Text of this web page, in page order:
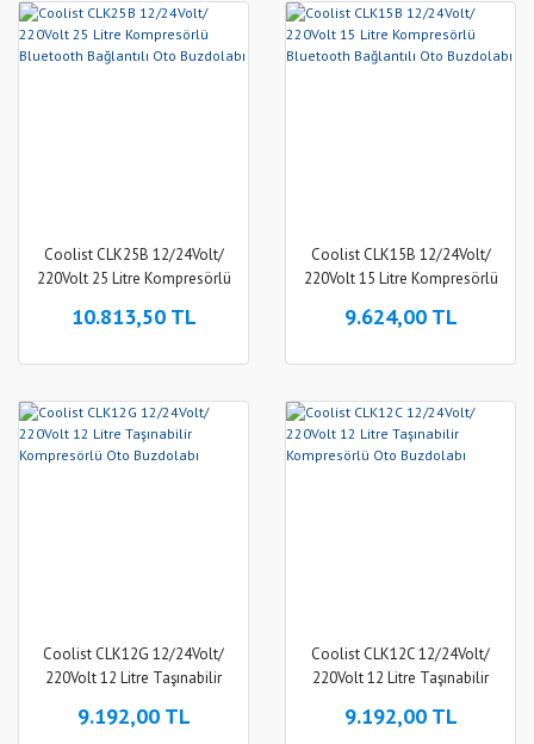
Coolist CLK25B 12/24Volt/
220Volt 25 Litre Kompresörlü
Buzdolabı
10.813,50 TL
Coolist CLK15B 12/24Volt/
220Volt 15 Litre Kompresörlü
Buzdolabı
9.624,00 TL
Coolist CLK12G 12/24Volt/
220Volt 12 Litre Taşınabilir
9.192,00 TL
Coolist CLK12C 12/24Volt/
220Volt 12 Litre Taşınabilir
9.192,00 TL